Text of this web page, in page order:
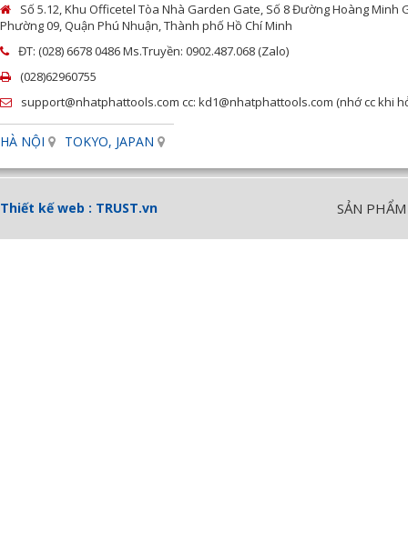
Số 5.12, Khu Officetel Tòa Nhà Garden Gate, Số 8 Đường Hoàng Minh
Phường 09, Quận Phú Nhuận, Thành phố Hồ Chí Minh
ĐT: (028) 6678 0486 Ms.Truyền: 0902.487.068 (Zalo)
(028)62960755
support@nhatphattools.com cc: kd1@nhatphattools.com (nhớ cc khi
HÀ NỘI TOKYO, JAPAN
Thiết kế web : TRUST.vn SẢN PHẨM